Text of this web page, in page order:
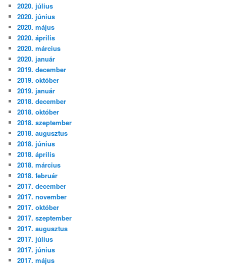
2020. július
2020. június
2020. május
2020. április
2020. március
2020. január
2019. december
2019. október
2019. január
2018. december
2018. október
2018. szeptember
2018. augusztus
2018. június
2018. április
2018. március
2018. február
2017. december
2017. november
2017. október
2017. szeptember
2017. augusztus
2017. július
2017. június
2017. május